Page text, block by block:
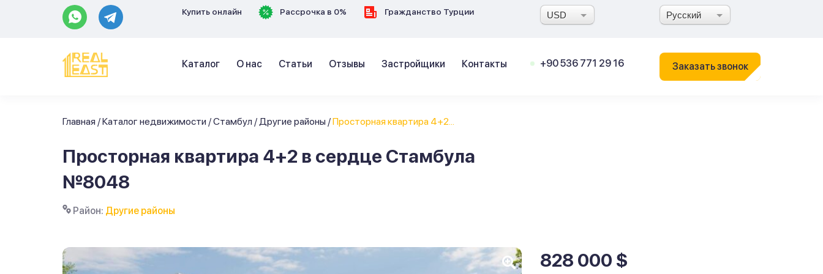
Купить онлайн Рассрочка в 0% Гражданство Турции USD Русский
Каталог О нас Статьи Отзывы Застройщики Контакты +90 536 771 29 16 Заказать звонок
Главная /Каталог недвижимости /Стамбул /Другие районы /Просторная квартира 4+2...
Просторная квартира 4+2 в сердце Стамбула
№8048
Район: Другие районы
828 000 $